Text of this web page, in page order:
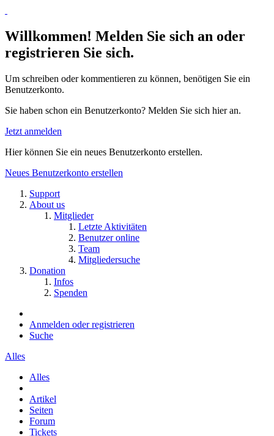
Willkommen! Melden Sie sich an oder
registrieren Sie sich.
Um schreiben oder kommentieren zu können, benötigen Sie ein
Benutzerkonto.
Sie haben schon ein Benutzerkonto? Melden Sie sich hier an.
Jetzt anmelden
Hier können Sie ein neues Benutzerkonto erstellen.
Neues Benutzerkonto erstellen
Support
About us
Mitglieder
Letzte Aktivitäten
Benutzer online
Team
Mitgliedersuche
Donation
Infos
Spenden
Anmelden oder registrieren
Suche
Alles
Alles
Artikel
Seiten
Forum
Tickets